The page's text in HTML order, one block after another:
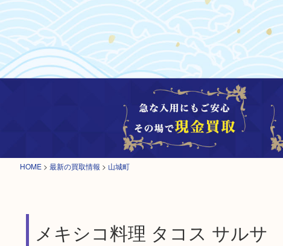
HOME > 最新の買取情報 > 山城町
メキシコ料理 タコス サルサ